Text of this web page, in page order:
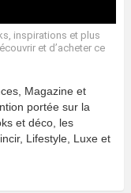
inspirations et plus
et d’acheter ce
Magazine et
portée sur la
et déco, les
Lifestyle, Luxe et